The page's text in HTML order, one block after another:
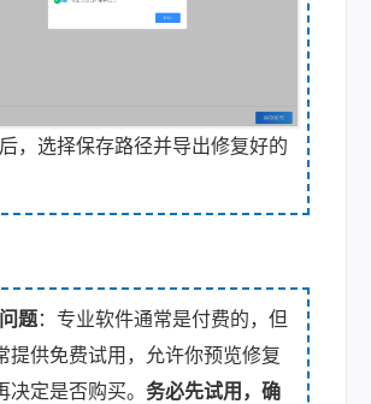
，选择保存路径并导出修复好的
题：专业软件通常是付费的，但
提供免费试用，允许你预览修复
决定是否购买。 务必先试用，确